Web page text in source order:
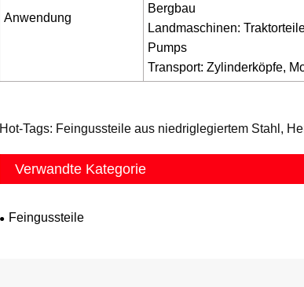
Anwendung
Bergbau
Landmaschinen:
Pumps
Transport: Zylinderköpfe,
Hot-Tags: Feingussteile aus niedriglegiertem Stahl,
Verwandte Kategorie
Feingussteile